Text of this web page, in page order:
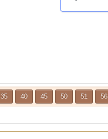
35 40 45 50 51 56